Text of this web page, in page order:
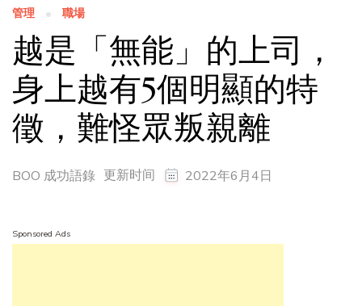
管理 職場
越是「無能」的上司，
身上越有5個明顯的特
徵，難怪眾叛親離
BOO 成功語錄 更新时间 2022年6月4日
Sponsored Ads